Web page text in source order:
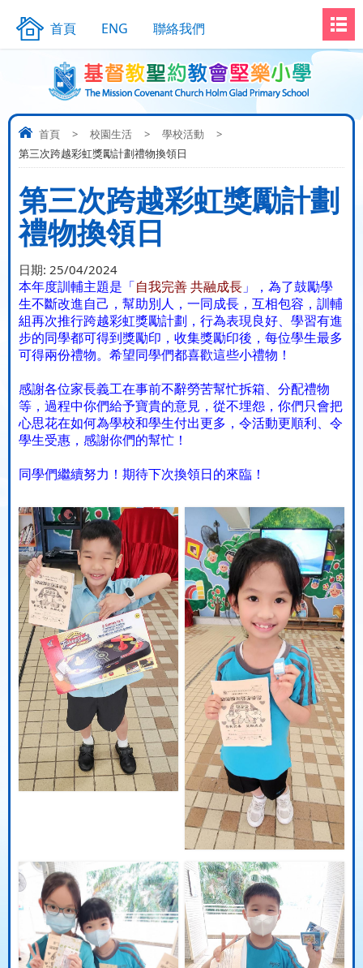
首頁 ENG 聯絡我們
首頁 > 校園生活 > 學校活動
>
第三次跨越彩虹獎勵計劃禮物換領日
第三次跨越彩虹獎勵計劃
禮物換領日
日期: 25/04/2024
本年度訓輔主題是「 自我完善 共融成長 」，為了鼓勵學
生不斷改進自己，幫助別人，一同成長，互相包容，訓輔
組再次推行跨越彩虹獎勵計劃，行為表現良好、學習有進
步的同學都可得到獎勵印，收集獎勵印後，每位學生最多
可得兩份禮物。希望同學們都喜歡這些小禮物！
感謝各位家長義工在事前不辭勞苦幫忙拆箱、分配禮物
等，過程中你們給予寶貴的意見，從不埋怨，你們只會把
心思花在如何為學校和學生付出更多，令活動更順利、令
學生受惠，感謝你們的幫忙！
同學們繼續努力！期待下次換領日的來臨！